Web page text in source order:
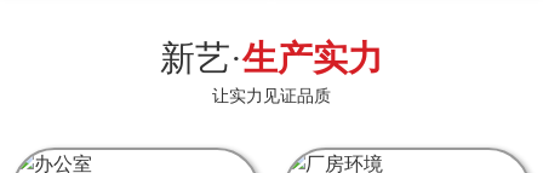
新艺·生产实力
让实力见证品质